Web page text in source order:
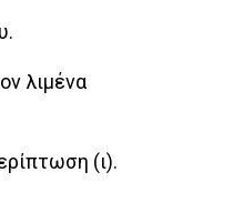
λιμένα
(ι).